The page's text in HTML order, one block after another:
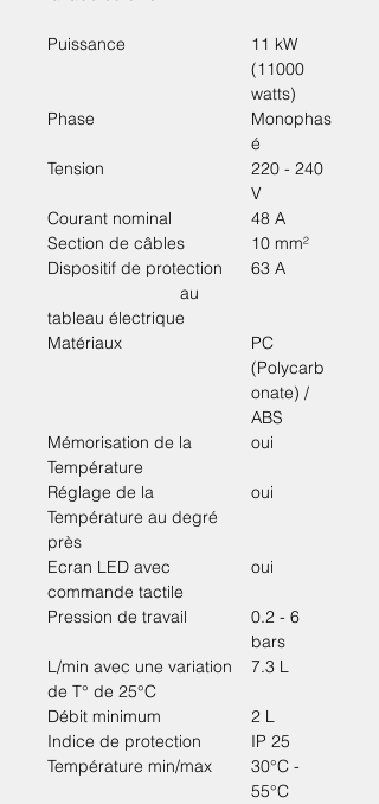
Puissance
11 kW
(11000
watts)
Phase
Monophas
é
Tension
220 - 240
V
Courant nominal
48 A
Section de câbles
10 mm²
Dispositif de protection
au
tableau électrique
63 A
Matériaux
PC
(Polycarb
onate) /
ABS
Mémorisation de la
Température
oui
Réglage de la
Température au degré
près
oui
Ecran LED avec
commande tactile
oui
Pression de travail
0.2 - 6
bars
L/min avec une variation
de T° de 25°C
7.3 L
Débit minimum
2 L
Indice de protection
IP 25
Température min/max
30°C -
55°C